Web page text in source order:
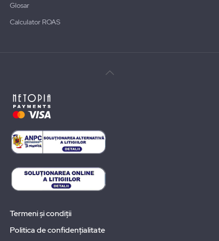
Glosar
Calculator ROAS
Termeni și condiții
Politica de confidențialitate